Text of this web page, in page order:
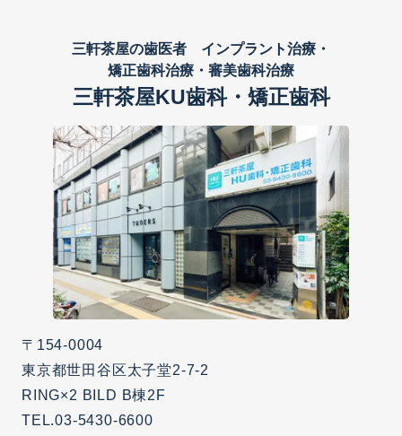
三軒茶屋の歯医者 インプラント治療・
矯正歯科治療・審美歯科治療
三軒茶屋KU歯科・矯正歯科
〒154-0004
東京都世田谷区太子堂2-7-2
RING×2 BILD B棟2F
TEL.03-5430-6600